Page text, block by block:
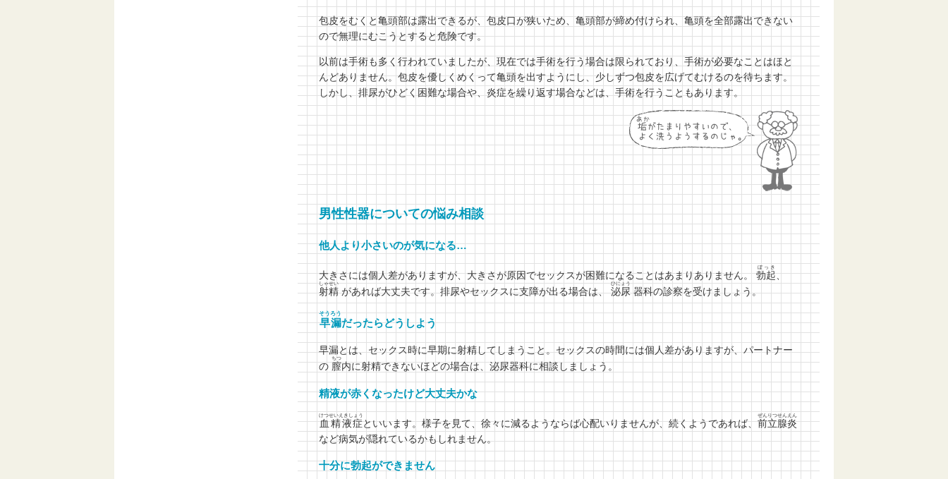
包皮をむくと亀頭部は露出できるが、包皮口が狭いため、亀頭部が締め付けられ、亀頭を全部露出できない
ので無理にむこうとすると危険です。
以前は手術も多く行われていましたが、現在では手術を行う場合は限られており、手術が必要なことはほと
んどありません。包皮を優しくめくって亀頭を出すようにし、少しずつ包皮を広げてむけるのを待ちます。
しかし、排尿がひどく困難な場合や、炎症を繰り返す場合などは、手術を行うこともあります。
男性性器についての悩み相談
他人より小さいのが気になる…
大きさには個人差がありますが、大きさが原因でセックスが困難になることはあまりありません。勃起
ぼっき
、
射精
しゃせい
があれば大丈夫です。排尿やセックスに支障が出る場合は、泌尿
ひにょう
器科の診察を受けましょう。
早漏
そうろう
だったらどうしよう
早漏とは、セックス時に早期に射精してしまうこと。セックスの時間には個人差がありますが、パートナー
の膣
ちつ
内に射精できないほどの場合は、泌尿器科に相談しましょう。
精液が赤くなったけど大丈夫かな
血精液症
けつせいえきしょう
といいます。様子を見て、徐々に減るようならば心配いりませんが、続くようであれば、前立腺炎
ぜんりつせんえん
など病気が隠れているかもしれません。
十分に勃起ができません